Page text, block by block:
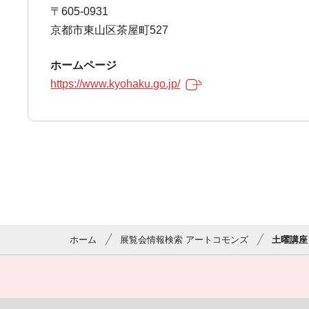
〒605-0931
京都市東山区茶屋町527
ホームページ
https://www.kyohaku.go.jp/
ホーム 展覧会情報検索 アートコモンズ 土曜講座